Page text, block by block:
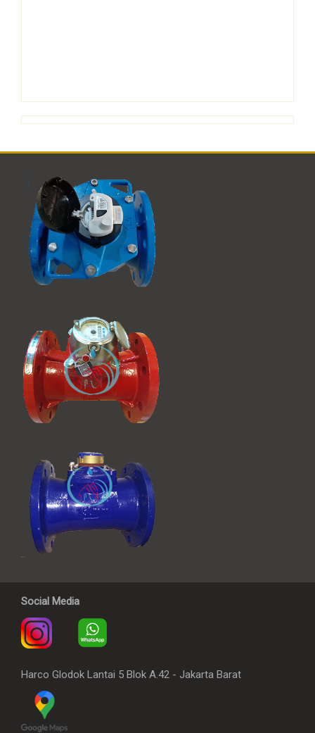
Social Media
Harco Glodok Lantai 5 Blok A.42 - Jakarta Barat